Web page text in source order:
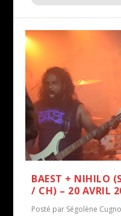
BAEST + NIHILO
/ CH) – 20 AVRIL
Posté par Ségolène